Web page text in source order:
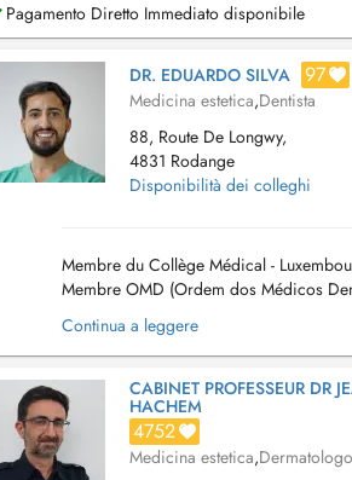
Pagamento Diretto Immediato disponibile
DR. EDUARDO SILVA 97
Medicina estetica,Dentista
88, Route De Longwy,
4831 Rodange
Disponibilità dei colleghi
Membre du Collège Médical -
Membre OMD (Ordem dos Médicos
Continua a leggere
CABINET PROFESSEUR DR
HACHEM
4752
Medicina estetica,Dermatologo